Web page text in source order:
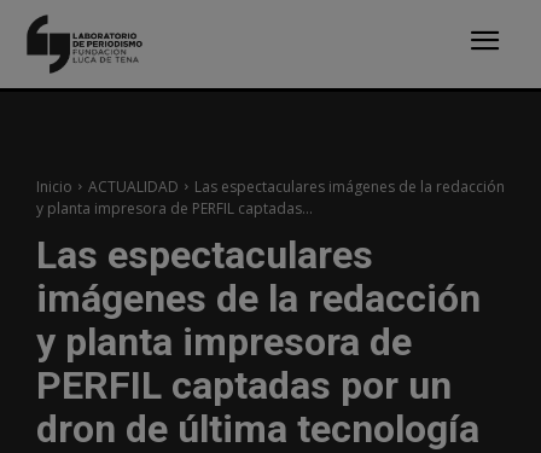
Inicio ACTUALIDAD
Las espectaculares imágenes de la redacción
y planta impresora de PERFIL captadas...
Las espectaculares
imágenes de la redacción
y planta impresora de
PERFIL captadas por un
dron de última tecnología